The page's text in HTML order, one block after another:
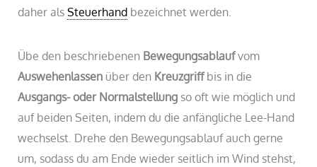
daher alsSteuerhand bezeichnet werden.
Übe den beschriebenen Bewegungsablaufvom
Auswehenlassen über den Kreuzgriffbis in die
Ausgangs- oder Normalstellung so oft wie möglich und
auf beiden Seiten, indem du die anfängliche Lee-Hand
wechselst. Drehe den Bewegungsablauf auch gerne
um, sodass du am Ende wieder seitlich im Wind stehst,